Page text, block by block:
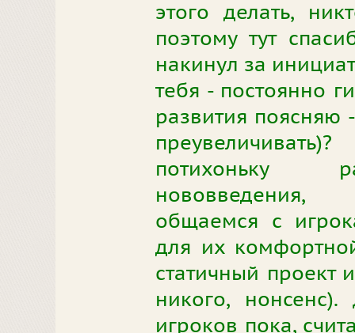
этого делать,
поэтому тут
накинул за
тебя - постоянно
развития поясняю
потихоньку
нововведения,
общаемся с
для их
статичный проект
никого,
игроков пока,